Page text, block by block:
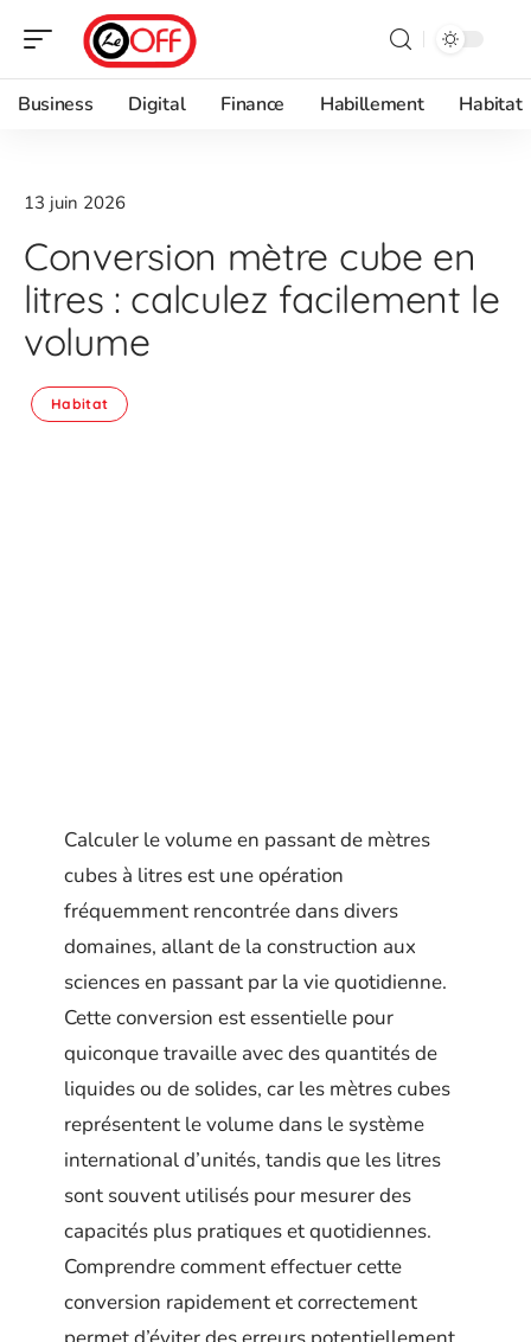
Business Digital Finance Habillement Habitat
13 juin 2026
Conversion mètre cube en
litres : calculez facilement le
volume
Habitat
Calculer le volume en passant de mètres
cubes à litres est une opération
fréquemment rencontrée dans divers
domaines, allant de la construction aux
sciences en passant par la vie quotidienne.
Cette conversion est essentielle pour
quiconque travaille avec des quantités de
liquides ou de solides, car les mètres cubes
représentent le volume dans le système
international d’unités, tandis que les litres
sont souvent utilisés pour mesurer des
capacités plus pratiques et quotidiennes.
Comprendre comment effectuer cette
conversion rapidement et correctement